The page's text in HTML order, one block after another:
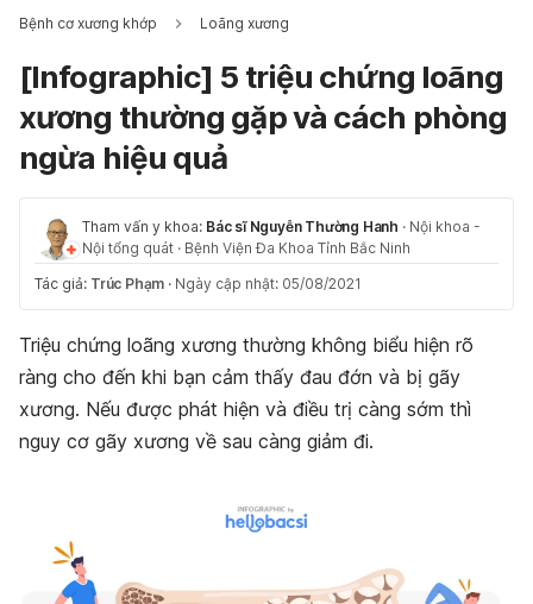
Bệnh cơ xương khớp Loãng xương
[Infographic] 5 triệu chứng loãng
xương thường gặp và cách phòng
ngừa hiệu quả
Tham vấn y khoa: Bác sĩ Nguyễn Thường Hanh · Nội khoa -
Nội tổng quát · Bệnh Viện Đa Khoa Tỉnh Bắc Ninh
Tác giả: Trúc Phạm · Ngày cập nhật: 05/08/2021
Triệu chứng loãng xương thường không biểu hiện rõ
ràng cho đến khi bạn cảm thấy đau đớn và bị gãy
xương. Nếu được phát hiện và điều trị càng sớm thì
nguy cơ gãy xương về sau càng giảm đi.